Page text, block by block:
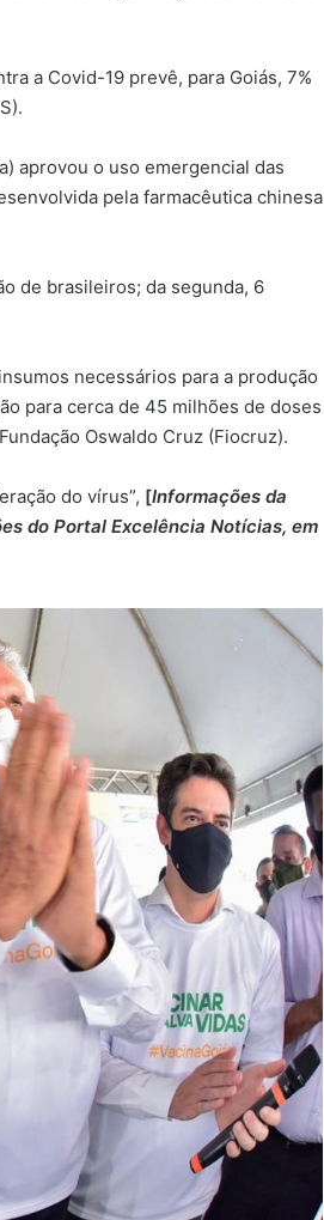
a Covid-19 prevê, para Goiás, 7%
aprovou o uso emergencial das
pela farmacêutica chinesa
de brasileiros; da segunda, 6
necessários para a produção
para cerca de 45 milhões de doses
Oswaldo Cruz (Fiocruz).
do vírus”, [Informações da
do Portal Excelência Notícias, em
Hospital de Urgências de Anápolis,
mantido pelo Governo de Goiás e
Funev, completa 18 anos de
fundação com evoluções
significativas
Ecovias do Araguaia repassa R$ 1,8
milhão para cidades às margens
BRs 153, 414 e 080 em janeiro